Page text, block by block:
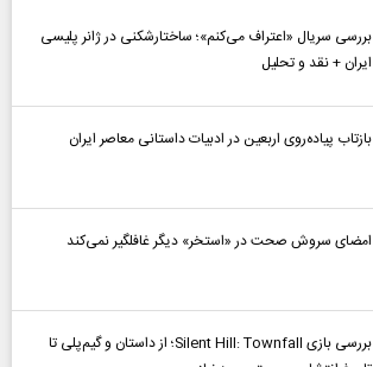
بررسی سریال «اعتراف می‌کنم»؛ ساختارشکنی در ژانر پلیسی
ایران + نقد و تحلیل
بازتاب پیاده‌روی اربعین در ادبیات داستانی معاصر ایران
امضای سروش صحت در «استخر» دیگر غافلگیر نمی‌کند
بررسی بازی Silent Hill: Townfall؛ از داستان و گیم‌پلی تا